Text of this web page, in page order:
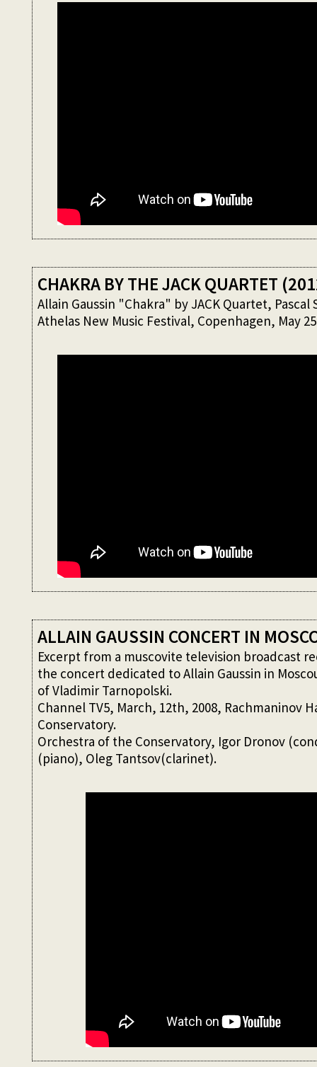
CHAKRA BY THE JACK QUARTET
Allain Gaussin "Chakra" by JACK Quartet,
Athelas New Music Festival, Copenhagen, May
ALLAIN GAUSSIN CONCERT IN
Excerpt from a muscovite television broadcast
the concert dedicated to Allain Gaussin in
of Vladimir Tarnopolski.
Channel TV5, March, 12th, 2008, Rachmaninov
Conservatory.
Orchestra of the Conservatory, Igor Dronov
(piano), Oleg Tantsov(clarinet).